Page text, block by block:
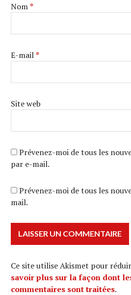
Nom*
E-mail*
Site web
Prévenez-moi de tous les
par e-mail.
Prévenez-moi de tous les
mail.
Ce site utilise Akismet pour
savoir plus sur la façon dont
commentaires sont traitées.